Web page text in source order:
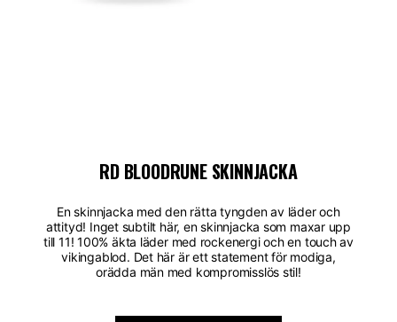
RD BLOODRUNE SKINNJACKA
En skinnjacka med den rätta tyngden av läder och
attityd! Inget subtilt här, en skinnjacka som maxar upp
till 11! 100% äkta läder med rockenergi och en touch av
vikingablod. Det här är ett statement för modiga,
orädda män med kompromisslös stil!